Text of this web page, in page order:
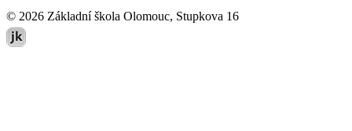
© 2026 Základní škola Olomouc, Stupkova 16